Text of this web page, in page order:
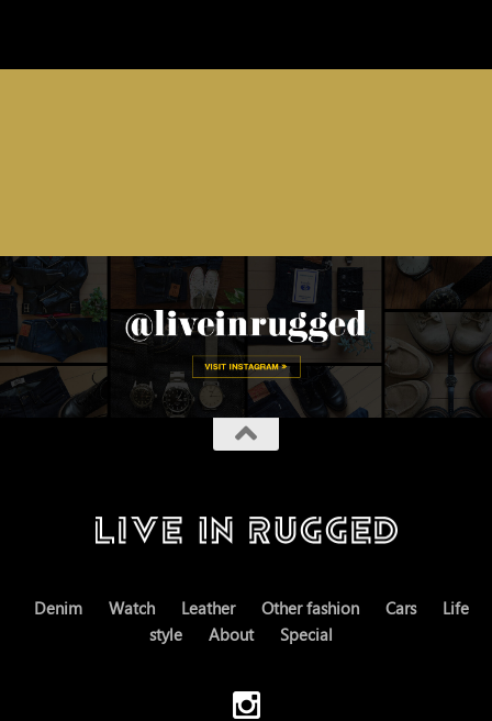
Denim Watch Leather Other fashion Cars
Life
style
About Special